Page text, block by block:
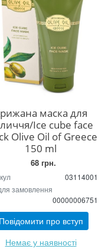
маска для
Ice cube face
Olive Oil of Greece
150 ml
68 грн.
03114001
замовлення
00000006751
Повідомити про вступ
Немає у наявності